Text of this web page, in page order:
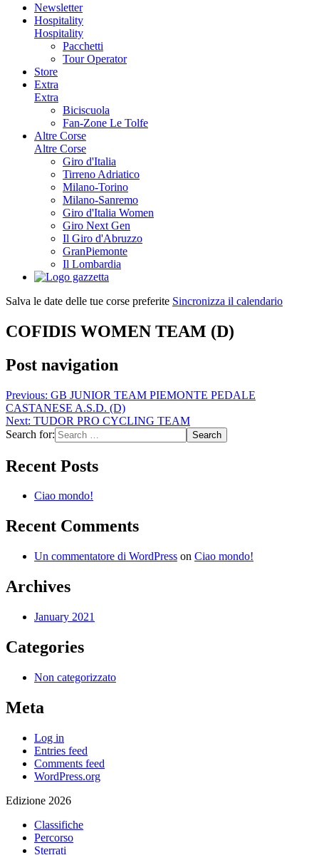
Newsletter
Hospitality
Hospitality
Pacchetti
Tour Operator
Store
Extra
Extra
Biciscuola
Fan-Zone Le Tolfe
Altre Corse
Altre Corse
Giro d'Italia
Tirreno Adriatico
Milano-Torino
Milano-Sanremo
Giro d'Italia Women
Giro Next Gen
Il Giro d'Abruzzo
GranPiemonte
Il Lombardia
Salva le date delle tue corse preferite Sincronizza il calendario
COFIDIS WOMEN TEAM (D)
Post navigation
Previous: GB JUNIOR TEAM PIEMONTE PEDALE
CASTANESE A.S.D. (D)
Next: TUDOR PRO CYCLING TEAM
Search for:
Recent Posts
Ciao mondo!
Recent Comments
Un commentatore di WordPress on Ciao mondo!
Archives
January 2021
Categories
Non categorizzato
Meta
Log in
Entries feed
Comments feed
WordPress.org
Edizione 2026
Classifiche
Percorso
Sterrati